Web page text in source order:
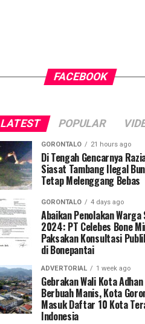
FACEBOOK
LATEST POPULAR
GORONTALO 21 hours ago
Di Tengah Gencarnya
Siasat Tambang Ilegal
Tetap Melenggang Bebas
GORONTALO 4 days ago
Abaikan Penolakan Warga
2024: PT Celebes Bone
Paksakan Konsultasi
di Bonepantai
ADVERTORIAL 1 week ago
Gebrakan Wali Kota Adhan
Berbuah Manis, Kota
Masuk Daftar 10 Kota
Indonesia